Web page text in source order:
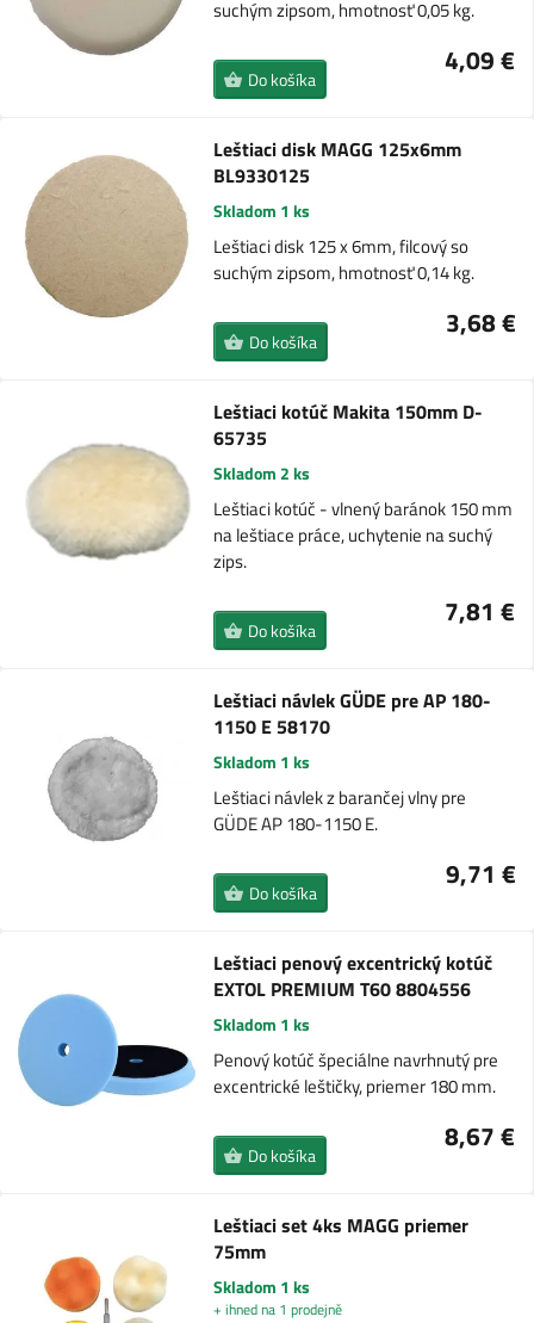
suchým zipsom, hmotnosť 0,05 kg.
4,09 €
Do košíka
Leštiaci disk MAGG 125x6mm
BL9330125
Skladom 1 ks
Leštiaci disk 125 x 6mm, filcový so
suchým zipsom, hmotnosť 0,14 kg.
3,68 €
Do košíka
Leštiaci kotúč Makita 150mm D-
65735
Skladom 2 ks
Leštiaci kotúč - vlnený baránok 150 mm
na leštiace práce, uchytenie na suchý
zips.
7,81 €
Do košíka
Leštiaci návlek GÜDE pre AP 180-
1150 E 58170
Skladom 1 ks
Leštiaci návlek z barančej vlny pre
GÜDE AP 180-1150 E.
9,71 €
Do košíka
Leštiaci penový excentrický kotúč
EXTOL PREMIUM T60 8804556
Skladom 1 ks
Penový kotúč špeciálne navrhnutý pre
excentrické leštičky, priemer 180 mm.
8,67 €
Do košíka
Leštiaci set 4ks MAGG priemer
75mm
Skladom 1 ks
+ ihned na 1 prodejně